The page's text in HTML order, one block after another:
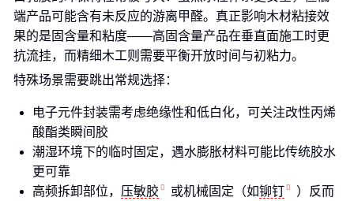
端产品可能含有未反应的游离甲醛。真正影响木材粘接效
果的是固含量和粘度——高固含量产品在垂直面施工时更
抗流挂，而精细木工则需要平衡开放时间与初粘力。
特殊场景需要跳出常规选择：
电子元件封装需考虑绝缘性和低白化，可关注改性丙烯
酸酯类瞬间胶
潮湿环境下的临时固定，遇水膨胀材料可能比传统胶水
更可靠
高频拆卸部位， 压敏胶 或机械固定（如铆钉
）反而